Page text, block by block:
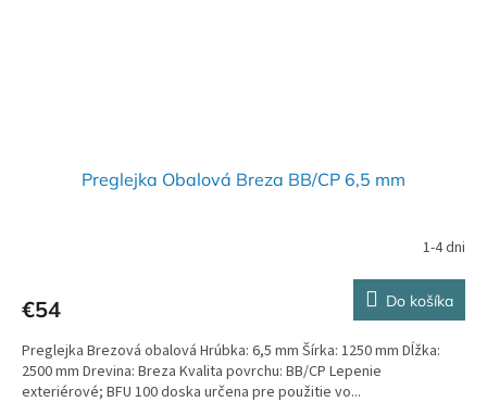
Preglejka Obalová Breza BB/CP 6,5 mm
1-4 dni
€54 Do košíka
Preglejka Brezová obalová Hrúbka: 6,5 mm Šírka: 1250 mm Dĺžka:
2500 mm Drevina: Breza Kvalita povrchu: BB/CP Lepenie
exteriérové; BFU 100 doska určena pre použitie vo...